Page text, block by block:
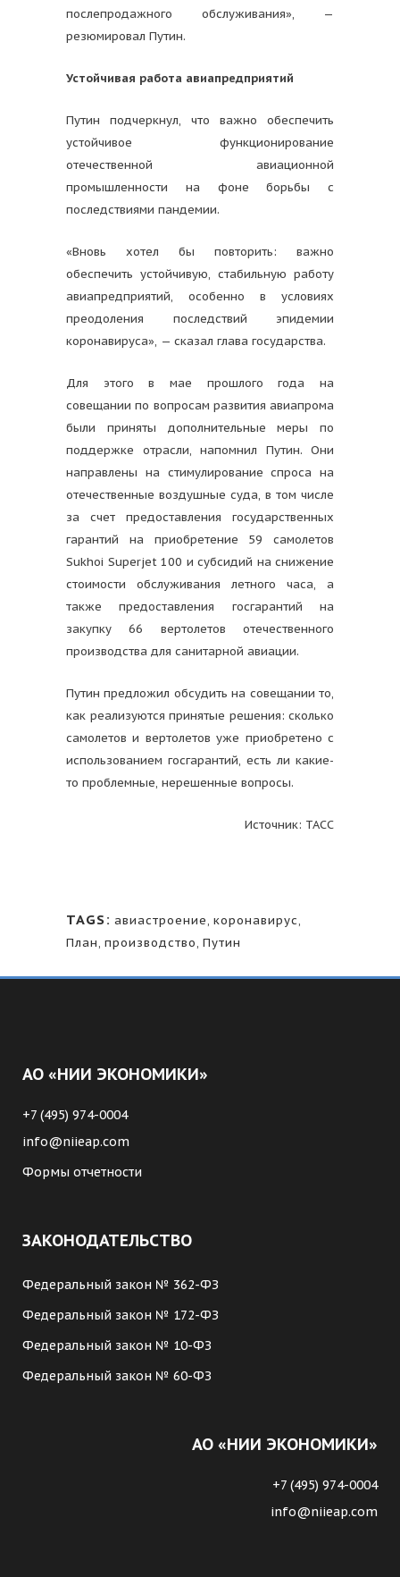
послепродажного обслуживания», —
резюмировал Путин.
Устойчивая работа авиапредприятий
Путин подчеркнул, что важно обеспечить
устойчивое функционирование
отечественной авиационной
промышленности на фоне борьбы с
последствиями пандемии.
«Вновь хотел бы повторить: важно
обеспечить устойчивую, стабильную работу
авиапредприятий, особенно в условиях
преодоления последствий эпидемии
коронавируса», — сказал глава государства.
Для этого в мае прошлого года на
совещании по вопросам развития авиапрома
были приняты дополнительные меры по
поддержке отрасли, напомнил Путин. Они
направлены на стимулирование спроса на
отечественные воздушные суда, в том числе
за счет предоставления государственных
гарантий на приобретение 59 самолетов
Sukhoi Superjet 100 и субсидий на снижение
стоимости обслуживания летного часа, а
также предоставления госгарантий на
закупку 66 вертолетов отечественного
производства для санитарной авиации.
Путин предложил обсудить на совещании то,
как реализуются принятые решения: сколько
самолетов и вертолетов уже приобретено с
использованием госгарантий, есть ли какие-
то проблемные, нерешенные вопросы.
Источник: ТАСС
TAGS: авиастроение, коронавирус,
План, производство, Путин
АО «НИИ ЭКОНОМИКИ»
+7 (495) 974-0004
info@niieap.com
Формы отчетности
ЗАКОНОДАТЕЛЬСТВО
Федеральный закон № 362-ФЗ
Федеральный закон № 172-ФЗ
Федеральный закон № 10-ФЗ
Федеральный закон № 60-ФЗ
АО «НИИ ЭКОНОМИКИ»
+7 (495) 974-0004
info@niieap.com